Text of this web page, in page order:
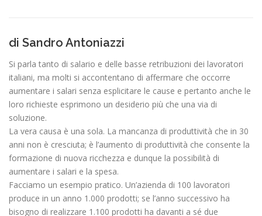
di Sandro Antoniazzi
Si parla tanto di salario e delle basse retribuzioni dei lavoratori
italiani, ma molti si accontentano di affermare che occorre
aumentare i salari senza esplicitare le cause e pertanto anche le
loro richieste esprimono un desiderio più che una via di
soluzione.
La vera causa è una sola. La mancanza di produttività che in 30
anni non è cresciuta; è l’aumento di produttività che consente la
formazione di nuova ricchezza e dunque la possibilità di
aumentare i salari e la spesa.
Facciamo un esempio pratico. Un’azienda di 100 lavoratori
produce in un anno 1.000 prodotti; se l’anno successivo ha
bisogno di realizzare 1.100 prodotti ha davanti a sé due